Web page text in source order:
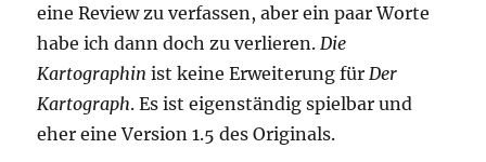
eine Review zu verfassen, aber ein paar Worte
habe ich dann doch zu verlieren. Die
Kartographin ist keine Erweiterung für Der
Kartograph. Es ist eigenständig spielbar und
eher eine Version 1.5 des Originals.